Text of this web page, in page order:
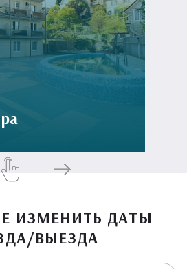
ИЗМЕНИТЬ ДАТЫ
ВЫЕЗДА